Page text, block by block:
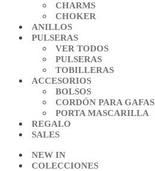
CHARMS
CHOKER
ANILLOS
PULSERAS
VER TODOS
PULSERAS
TOBILLERAS
ACCESORIOS
BOLSOS
CORDÓN PARA GAFAS
PORTA MASCARILLA
REGALO
SALES
NEW IN
COLECCIONES